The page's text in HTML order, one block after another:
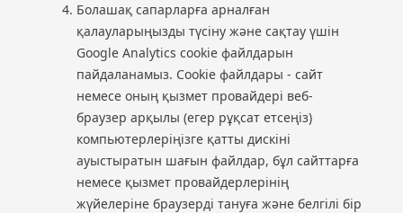
Болашақ сапарларға арналған
қалауларыңызды түсіну және сақтау үшін
Google Analytics cookie файлдарын
пайдаланамыз. Cookie файлдары - сайт
немесе оның қызмет провайдері веб-
браузер арқылы (егер рұқсат етсеңіз)
компьютерлеріңізге қатты дискіні
ауыстыратын шағын файлдар, бұл сайттарға
немесе қызмет провайдерлерінің
жүйелеріне браузерді тануға және белгілі бір